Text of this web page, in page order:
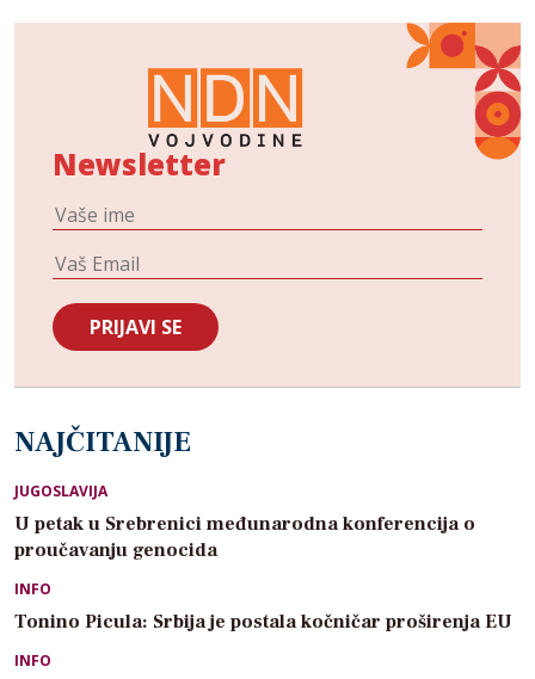
Newsletter
NAJČITANIJE
JUGOSLAVIJA
U petak u Srebrenici međunarodna konferencija o
proučavanju genocida
INFO
Tonino Picula: Srbija je postala kočničar proširenja EU
INFO